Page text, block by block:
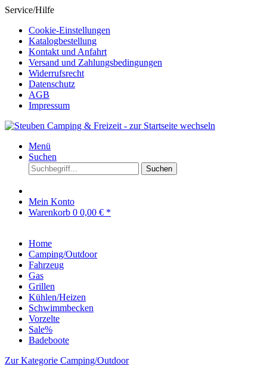
Service/Hilfe
Cookie-Einstellungen
Katalogbestellung
Kontakt und Anfahrt
Versand und Zahlungsbedingungen
Widerrufsrecht
Datenschutz
AGB
Impressum
Menü
Suchen
Suchen
Mein Konto
Warenkorb 0 0,00 € *
Home
Camping/Outdoor
Fahrzeug
Gas
Grillen
Kühlen/Heizen
Schwimmbecken
Vorzelte
Sale%
Badeboote
Zur Kategorie Camping/Outdoor